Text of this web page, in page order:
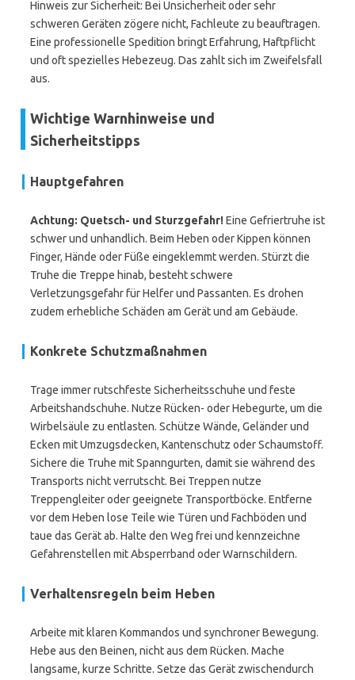
Hinweis zur Sicherheit: Bei Unsicherheit oder sehr
schweren Geräten zögere nicht, Fachleute zu beauftragen.
Eine professionelle Spedition bringt Erfahrung, Haftpflicht
und oft spezielles Hebezeug. Das zahlt sich im Zweifelsfall
aus.
Wichtige Warnhinweise und
Sicherheitstipps
Hauptgefahren
Achtung: Quetsch- und Sturzgefahr!Eine Gefriertruhe ist
schwer und unhandlich. Beim Heben oder Kippen können
Finger, Hände oder Füße eingeklemmt werden. Stürzt die
Truhe die Treppe hinab, besteht schwere
Verletzungsgefahr für Helfer und Passanten. Es drohen
zudem erhebliche Schäden am Gerät und am Gebäude.
Konkrete Schutzmaßnahmen
Trage immer rutschfeste Sicherheitsschuhe und feste
Arbeitshandschuhe. Nutze Rücken- oder Hebegurte, um die
Wirbelsäule zu entlasten. Schütze Wände, Geländer und
Ecken mit Umzugsdecken, Kantenschutz oder Schaumstoff.
Sichere die Truhe mit Spanngurten, damit sie während des
Transports nicht verrutscht. Bei Treppen nutze
Treppengleiter oder geeignete Transportböcke. Entferne
vor dem Heben lose Teile wie Türen und Fachböden und
taue das Gerät ab. Halte den Weg frei und kennzeichne
Gefahrenstellen mit Absperrband oder Warnschildern.
Verhaltensregeln beim Heben
Arbeite mit klaren Kommandos und synchroner Bewegung.
Hebe aus den Beinen, nicht aus dem Rücken. Mache
langsame, kurze Schritte. Setze das Gerät zwischendurch